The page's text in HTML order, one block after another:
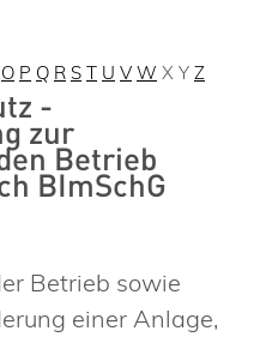
O P Q R S T U V W X Y Z
-
zur
Betrieb
BImSchG
Betrieb sowie
einer Anlage,